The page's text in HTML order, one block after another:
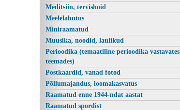
Rahapajaraamat, Mare Kalda, Koolibri
Meditsiin, tervishoid
Meelelahutus
Miniraamatud
Muusika, noodid, laulikud
Perioodika (temaatiline perioodika vastavates
teemades)
Postkaardid, vanad fotod
Põllumajandus, loomakasvatus
Raamatud enne 1944-ndat aastat
Raamatud spordist